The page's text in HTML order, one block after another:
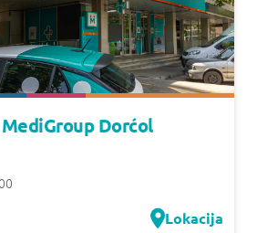
Dorćol
Lokacija